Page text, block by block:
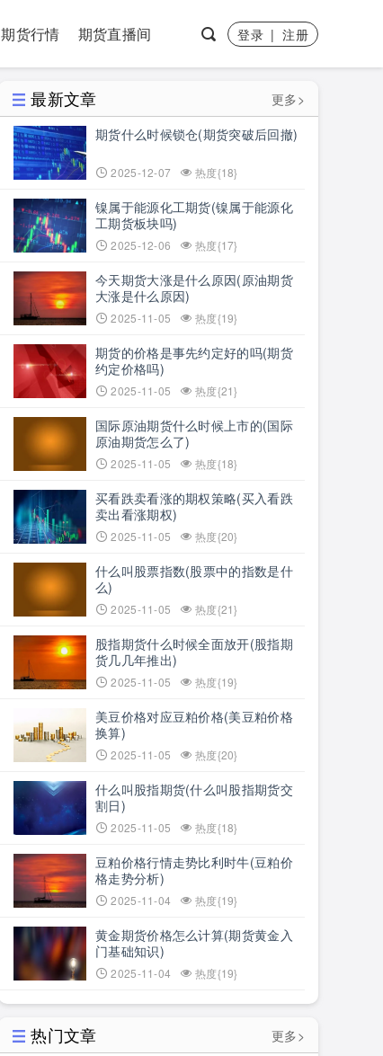
期货行情 期货直播间 登录|注册
最新文章
更多>
期货什么时候锁仓(期货突破后回撤)
2025-12-07 热度{18}
镍属于能源化工期货(镍属于能源化
工期货板块吗)
2025-12-06 热度{17}
今天期货大涨是什么原因(原油期货
大涨是什么原因)
2025-11-05 热度{19}
期货的价格是事先约定好的吗(期货
约定价格吗)
2025-11-05 热度{21}
国际原油期货什么时候上市的(国际
原油期货怎么了)
2025-11-05 热度{18}
买看跌卖看涨的期权策略(买入看跌
卖出看涨期权)
2025-11-05 热度{20}
什么叫股票指数(股票中的指数是什
么)
2025-11-05 热度{21}
股指期货什么时候全面放开(股指期
货几几年推出)
2025-11-05 热度{19}
美豆价格对应豆粕价格(美豆粕价格
换算)
2025-11-05 热度{20}
什么叫股指期货(什么叫股指期货交
割日)
2025-11-05 热度{18}
豆粕价格行情走势比利时牛(豆粕价
格走势分析)
2025-11-04 热度{19}
黄金期货价格怎么计算(期货黄金入
门基础知识)
2025-11-04 热度{19}
热门文章
更多>